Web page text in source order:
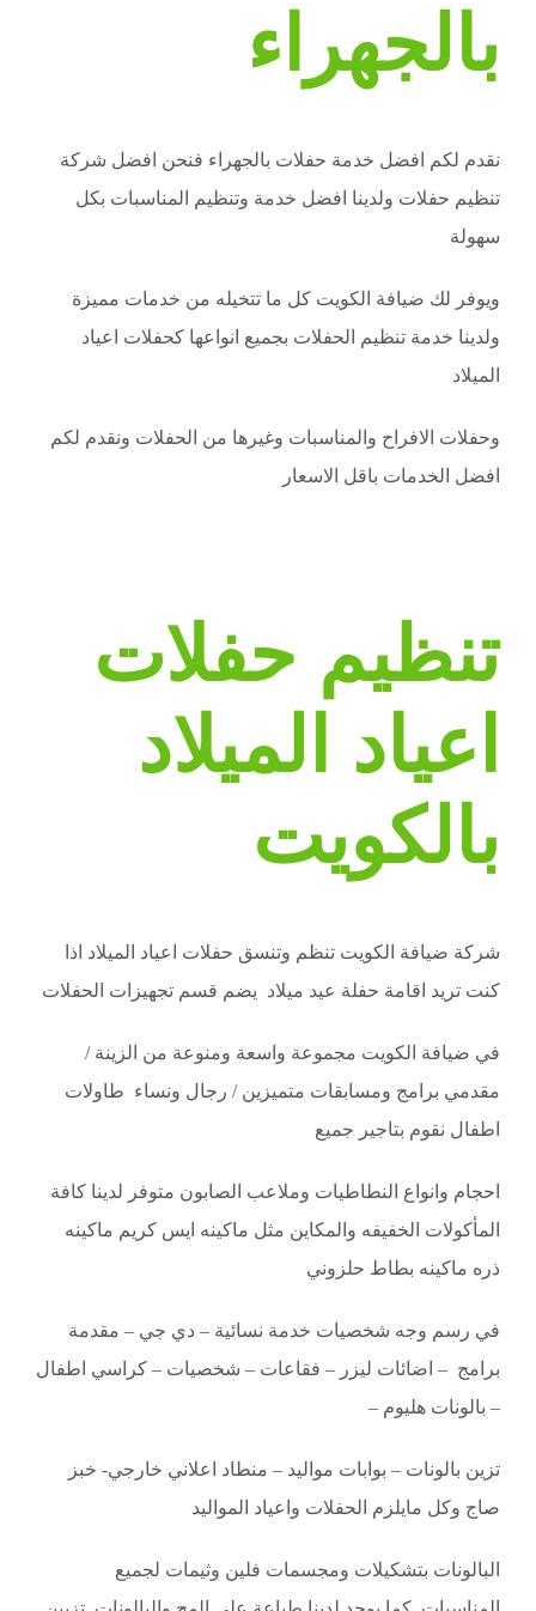
بالجهراء
نقدم لكم افضل خدمة حفلات بالجهراء فنحن افضل شركة
تنظيم حفلات ولدينا افضل خدمة وتنظيم المناسبات بكل
سهولة
ويوفر لك ضيافة الكويت كل ما تتخيله من خدمات مميزة
ولدينا خدمة تنظيم الحفلات بجميع انواعها كحفلات اعياد
الميلاد
وحفلات الافراح والمناسبات وغيرها من الحفلات ونقدم لكم
افضل الخدمات باقل الاسعار
تنظيم حفلات
اعياد الميلاد
بالكويت
شركة ضيافة الكويت تنظم وتنسق حفلات اعياد الميلاد اذا
كنت تريد اقامة حفلة عيد ميلاد يضم قسم تجهيزات الحفلات
في ضيافة الكويت مجموعة واسعة ومنوعة من الزينة /
مقدمي برامج ومسابقات متميزين / رجال ونساء طاولات
اطفال نقوم بتاجير جميع
احجام وانواع النطاطيات وملاعب الصابون متوفر لدينا كافة
المأكولات الخفيفه والمكاين مثل ماكينه ايس كريم ماكينه
ذره ماكينه بطاط حلزوني
في رسم وجه شخصيات خدمة نسائية – دي جي – مقدمة
برامج – اضائات ليزر – فقاعات – شخصيات – كراسي اطفال
– بالونات هليوم –
تزين بالونات – بوابات مواليد – منطاد اعلاني خارجي- خبز
صاج وكل مايلزم الحفلات واعياد المواليد
البالونات بتشكيلات ومجسمات فلين وثيمات لجميع